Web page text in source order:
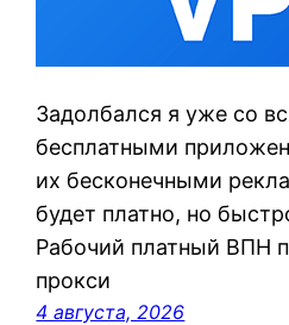
Задолбался я уже со
бесплатными
их бесконечными
будет платно, но
Рабочий платный ВПН
прокси
4 августа, 2026